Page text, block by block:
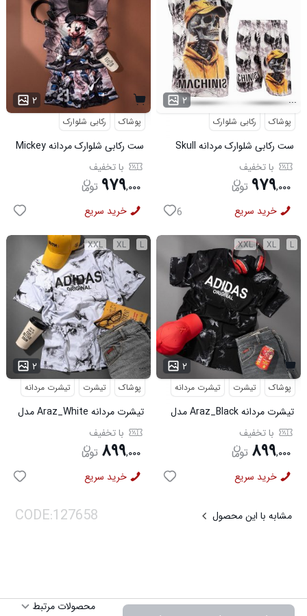
محصولات مرتبط
۲
پوشاک رکابی شلوارک
ست رکابی شلوارک مردانه Mickey
مدل 3996 با تخفیف
۹۷۹,۰۰۰
خرید سریع
۲ ...
پوشاک رکابی شلوارک
ست رکابی شلوارک مردانه Skull
مدل 3995 با تخفیف
۹۷۹,۰۰۰
خرید سریع 6
L
XL
XXL
۲ ...
پوشاک تیشرت تیشرت مردانه
تیشرت مردانه Araz_White مدل
3992با تخفیف
۸۹۹,۰۰۰
خرید سریع
L
XL
XXL
۲
پوشاک تیشرت تیشرت مردانه
تیشرت مردانه Araz_Black مدل
3991با تخفیف
۸۹۹,۰۰۰
خرید سریع
مشابه با این محصول